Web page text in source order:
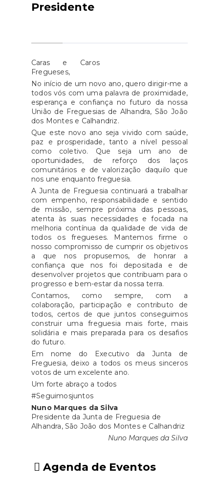
Presidente
Caras e Caros
Fregueses,
No início de um novo ano, quero dirigir-me a
todos vós com uma palavra de proximidade,
esperança e confiança no futuro da nossa
União de Freguesias de Alhandra, São João
dos Montes e Calhandriz.
Que este novo ano seja vivido com saúde,
paz e prosperidade, tanto a nível pessoal
como coletivo. Que seja um ano de
oportunidades, de reforço dos laços
comunitários e de valorização daquilo que
nos une enquanto freguesia.
A Junta de Freguesia continuará a trabalhar
com empenho, responsabilidade e sentido
de missão, sempre próxima das pessoas,
atenta às suas necessidades e focada na
melhoria contínua da qualidade de vida de
todos os fregueses. Mantemos firme o
nosso compromisso de cumprir os objetivos
a que nos propusemos, de honrar a
confiança que nos foi depositada e de
desenvolver projetos que contribuam para o
progresso e bem-estar da nossa terra.
Contamos, como sempre, com a
colaboração, participação e contributo de
todos, certos de que juntos conseguimos
construir uma freguesia mais forte, mais
solidária e mais preparada para os desafios
do futuro.
Em nome do Executivo da Junta de
Freguesia, deixo a todos os meus sinceros
votos de um excelente ano.
Um forte abraço a todos
#Seguimosjuntos
Nuno Marques da Silva
Presidente da Junta de Freguesia de
Alhandra, São João dos Montes e Calhandriz
Nuno Marques da Silva
Agenda de Eventos